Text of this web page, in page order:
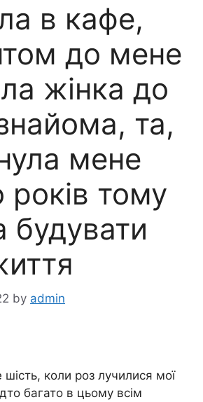
в кафе,
до мене
жінка до
та,
мене
років тому
будувати
by admin
коли роз лучилися мої
багато в цьому всім